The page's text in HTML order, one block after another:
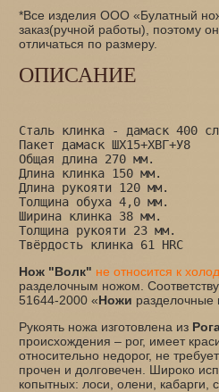
*Все изделия ООО «Булатный
заказ(ручной работы), поэтому
отличаться по размеру.
ОПИСАНИЕ
Сталь клинка - дамаск 400
Пакет дамаск ШХ15+ХВГ+У8
Общая длина 270 мм.
Длина клинка 150 мм.
Длина рукояти 120 мм.
Толщина обуха 4,0 мм.
Ширина клинка 38 мм.
Толщина рукояти 23 мм.
Твёрдость клинка 61 HRC
Нож "Волк" не относится к
разделочным ножом.
51644-2000 «Ножи разделочные
Рукоять ножа изготовлена из
происхождения – рог, имеет
относительно недорог, не
прочен и долговечен. Широко
копытных: лоси, олени, кабарги,